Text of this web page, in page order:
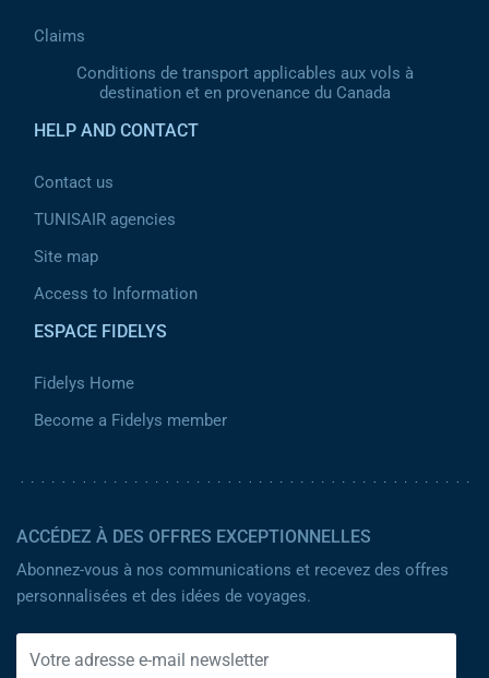
Claims
Conditions de transport applicables aux vols à
destination et en provenance du Canada
HELP AND CONTACT
Contact us
TUNISAIR agencies
Site map
Access to Information
ESPACE FIDELYS
Fidelys Home
Become a Fidelys member
ACCÉDEZ À DES OFFRES EXCEPTIONNELLES
Abonnez-vous à nos communications et recevez des offres
personnalisées et des idées de voyages.